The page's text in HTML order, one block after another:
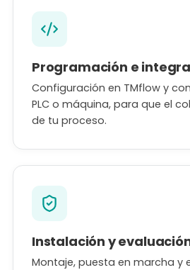
Programación e
Configuración en TMflow y
PLC o máquina, para que el
de tu proceso.
Instalación y
Montaje, puesta en marcha y